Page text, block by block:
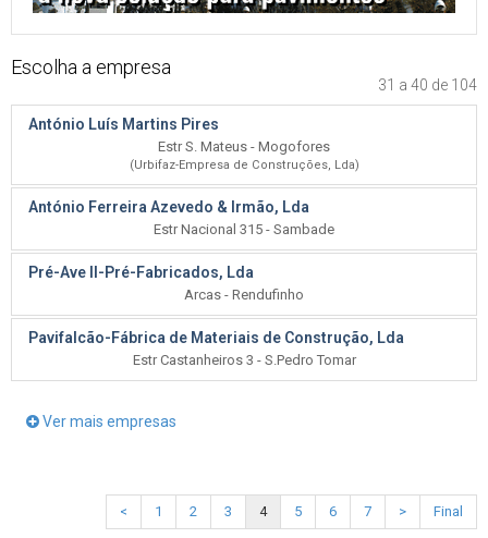
Escolha a empresa
31 a 40 de 104
António Luís Martins Pires
Estr S. Mateus - Mogofores
(Urbifaz-Empresa de Construções, Lda)
António Ferreira Azevedo & Irmão, Lda
Estr Nacional 315 - Sambade
Pré-Ave II-Pré-Fabricados, Lda
Arcas - Rendufinho
Pavifalcão-Fábrica de Materiais de Construção, Lda
Estr Castanheiros 3 - S.Pedro Tomar
Ver mais empresas
< 1 2 3 4 5 6 7 > Final